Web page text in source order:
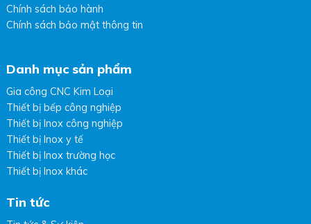
Chính sách bảo hành
Chính sách bảo mật thông tin
Danh mục sản phẩm
Gia công CNC Kim Loại
Thiết bị bếp công nghiệp
Thiết bị Inox công nghiệp
Thiết bị Inox y tế
Thiết bị Inox trường học
Thiết bị Inox khác
Tin tức